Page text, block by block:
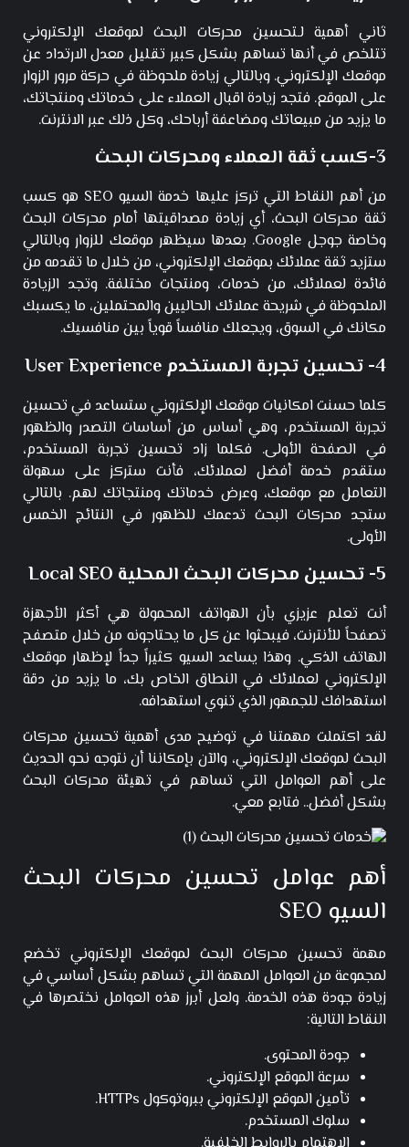
ثاني أهمية لـتحسين محركات البحث لموقعك الإلكتروني
تتلخص في أنها تساهم بشكل كبير تقليل معدل الارتداد عن
موقعك الإلكتروني. وبالتالي زيادة ملحوظة في حركة مرور الزوار
على الموقع. فتجد زيادة اقبال العملاء على خدماتك ومنتجاتك،
ما يزيد من مبيعاتك ومضاعفة أرباحك، وكل ذلك عبر الانترنت.
3-كسب ثقة العملاء ومحركات البحث
من أهم النقاط التي تركز عليها خدمة السيو SEO هو كسب
ثقة محركات البحث، أي زيادة مصداقيتها أمام محركات البحث
وخاصة جوجل Google. بعدها سيظهر موقعك للزوار وبالتالي
ستزيد ثقة عملائك بموقعك الإلكتروني، من خلال ما تقدمه من
فائدة لعملائك، من خدمات، ومنتجات مختلفة. وتجد الزيادة
الملحوظة في شريحة عملائك الحاليين والمحتملين، ما يكسبك
مكانك في السوق، ويجعلك منافساً قوياً بين منافسيك.
4- تحسين تجربة المستخدم User Experience
كلما حسنت امكانيات موقعك الإلكتروني ستساعد في تحسين
تجربة المستخدم، وهي أساس من أساسات التصدر والظهور
في الصفحة الأولى. فكلما زاد تحسين تجربة المستخدم،
ستقدم خدمة أفضل لعملائك، فأنت ستركز على سهولة
التعامل مع موقعك، وعرض خدماتك ومنتجاتك لهم. بالتالي
ستجد محركات البحث تدعمك للظهور في النتائج الخمس
الأولى.
5- تحسين محركات البحث المحلية Local SEO
أنت تعلم عزيزي بأن الهواتف المحمولة هي أكثر الأجهزة
تصفحاً للأنترنت، فيبحثوا عن كل ما يحتاجونه من خلال متصفح
الهاتف الذكي. وهذا يساعد السيو كثيراً جداً لإظهار موقعك
الإلكتروني لعملائك في النطاق الخاص بك، ما يزيد من دقة
استهدافك للجمهور الذي تنوي استهدافه.
لقد اكتملت مهمتنا في توضيح مدى أهمية تحسين محركات
البحث لموقعك الإلكتروني، والآن بإمكاننا أن نتوجه نحو الحديث
على أهم العوامل التي تساهم في تهيئة محركات البحث
بشكل أفضل.. فتابع معي.
أهم عوامل تحسين محركات البحث
السيو SEO
مهمة تحسين محركات البحث لموقعك الإلكتروني تخضع
لمجموعة من العوامل المهمة التي تساهم بشكل أساسي في
زيادة جودة هذه الخدمة. ولعل أبرز هذه العوامل نختصرها في
النقاط التالية:
جودة المحتوى.
سرعة الموقع الإلكتروني.
تأمين الموقع الإلكتروني ببروتوكول HTTPs.
سلوك المستخدم.